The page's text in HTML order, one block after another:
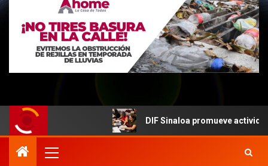
DIF Sinaloa promueve actividades